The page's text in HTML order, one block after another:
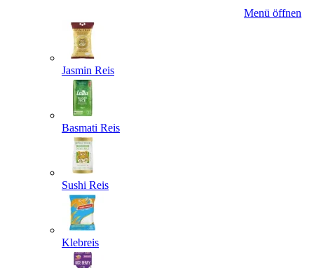
Menü öffnen
Jasmin Reis
Basmati Reis
Sushi Reis
Klebreis